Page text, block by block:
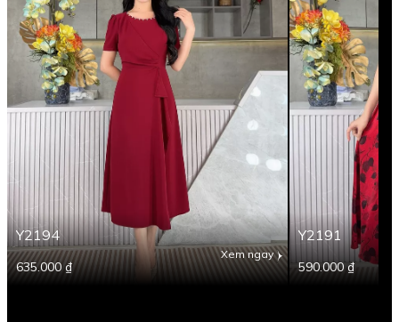
635.000 ₫
Xem ngay
Y2194
590.000 ₫
Y2191